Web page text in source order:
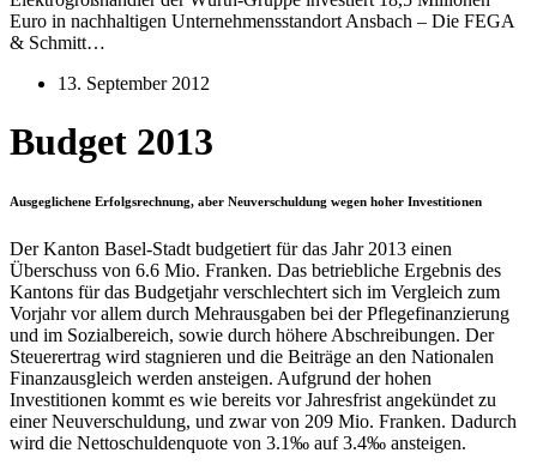
Euro in nachhaltigen Unternehmensstandort Ansbach – Die FEGA
& Schmitt…
13. September 2012
Budget 2013
Ausgeglichene Erfolgsrechnung, aber Neuverschuldung wegen hoher Investitionen
Der Kanton Basel-Stadt budgetiert für das Jahr 2013 einen
Überschuss von 6.6 Mio. Franken. Das betriebliche Ergebnis des
Kantons für das Budgetjahr verschlechtert sich im Vergleich zum
Vorjahr vor allem durch Mehrausgaben bei der Pflegefinanzierung
und im Sozialbereich, sowie durch höhere Abschreibungen. Der
Steuerertrag wird stagnieren und die Beiträge an den Nationalen
Finanzausgleich werden ansteigen. Aufgrund der hohen
Investitionen kommt es wie bereits vor Jahresfrist angekündet zu
einer Neuverschuldung, und zwar von 209 Mio. Franken. Dadurch
wird die Nettoschuldenquote von 3.1‰ auf 3.4‰ ansteigen.